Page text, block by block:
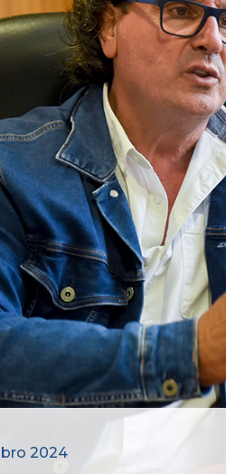
2024